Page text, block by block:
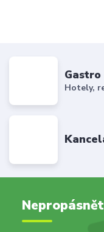
Gastro
Hotely,